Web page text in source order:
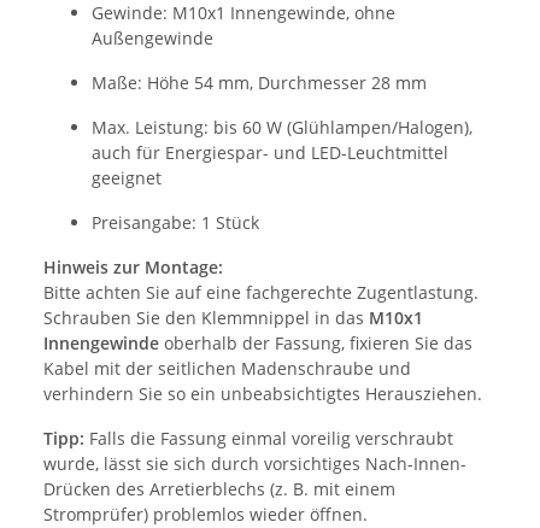
Gewinde: M10x1 Innengewinde, ohne
Außengewinde
Maße: Höhe 54 mm, Durchmesser 28 mm
Max. Leistung: bis 60 W (Glühlampen/Halogen),
auch für Energiespar- und LED-Leuchtmittel
geeignet
Preisangabe: 1 Stück
Hinweis zur Montage:
Bitte achten Sie auf eine fachgerechte Zugentlastung.
Schrauben Sie den Klemmnippel in das M10x1
Innengewinde oberhalb der Fassung, fixieren Sie das
Kabel mit der seitlichen Madenschraube und
verhindern Sie so ein unbeabsichtigtes Herausziehen.
Tipp: Falls die Fassung einmal voreilig verschraubt
wurde, lässt sie sich durch vorsichtiges Nach-Innen-
Drücken des Arretierblechs (z. B. mit einem
Stromprüfer) problemlos wieder öffnen.